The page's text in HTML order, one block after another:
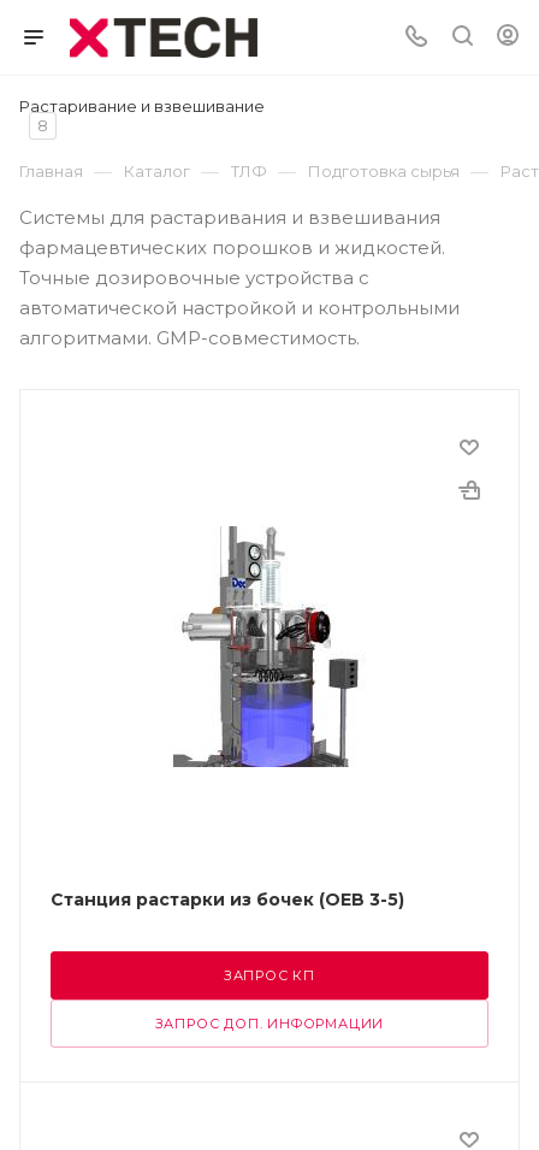
Растаривание и взвешивание
8
Главная — Каталог — ТЛФ — Подготовка сырья —
Системы для растаривания и взвешивания
фармацевтических порошков и жидкостей.
Точные дозировочные устройства с
автоматической настройкой и контрольными
алгоритмами. GMP-совместимость.
Станция растарки из бочек (OEB 3-5)
ЗАПРОС КП
ЗАПРОС ДОП. ИНФОРМАЦИИ